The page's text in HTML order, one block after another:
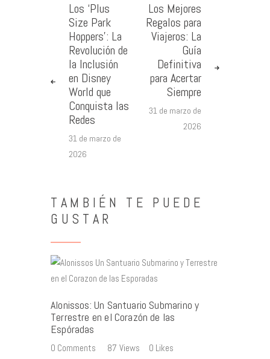
Los ‘Plus
Size Park
Hoppers’: La
Revolución de
la Inclusión
en Disney
World que
Conquista las
Redes
31 de marzo de
2026
Los Mejores
Regalos para
Viajeros: La
Guía
Definitiva
para Acertar
Siempre
31 de marzo de
2026
TAMBIÉN TE PUEDE
GUSTAR
Alonissos: Un Santuario Submarino y
Terrestre en el Corazón de las
Espóradas
0 Comments 87 Views 0 Likes